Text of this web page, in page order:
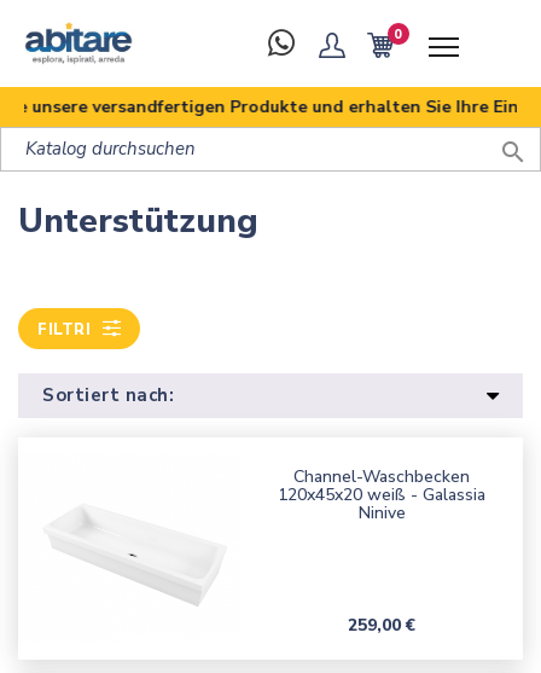
0
versandfertigen Produkte und erhalten Sie Ihre

Unterstützung
FILTRI
Sortiert nach:
Channel-Waschbecken
120x45x20 weiß - Galassia
Ninive
Preis
259,00 €